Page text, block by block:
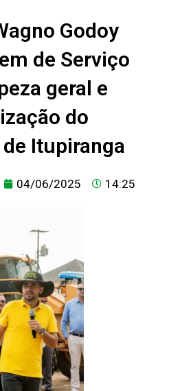
Godoy
de Serviço
geral e
do
Itupiranga
04/06/2025 14:25